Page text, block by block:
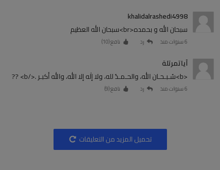
khalidalrashedi4998
سبحان الله و بحمده<br>سبحان الله العظيم
6 سنوات منذ رد نافع (10
)
آياتمرتلة
<b>سُـبـحـان الله، والحـمـدُ لله، ولا إلٰه إلا الله، والله أكبـر .</b> ?⁦?
6 سنوات منذ رد نافع (9
)
تحميل المزيد من التعليقات